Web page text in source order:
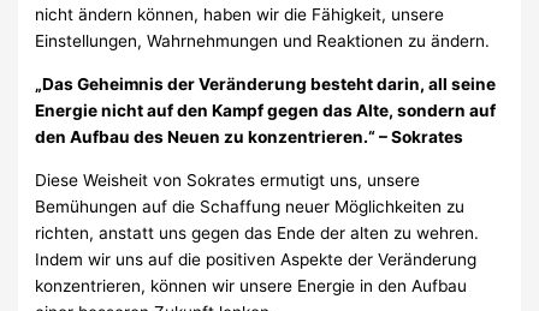
nicht ändern können, haben wir die Fähigkeit, unsere
Einstellungen, Wahrnehmungen und Reaktionen zu ändern.
„Das Geheimnis der Veränderung besteht darin, all seine
Energie nicht auf den Kampf gegen das Alte, sondern auf
den Aufbau des Neuen zu konzentrieren.“ – Sokrates
Diese Weisheit von Sokrates ermutigt uns, unsere
Bemühungen auf die Schaffung neuer Möglichkeiten zu
richten, anstatt uns gegen das Ende der alten zu wehren.
Indem wir uns auf die positiven Aspekte der Veränderung
konzentrieren, können wir unsere Energie in den Aufbau